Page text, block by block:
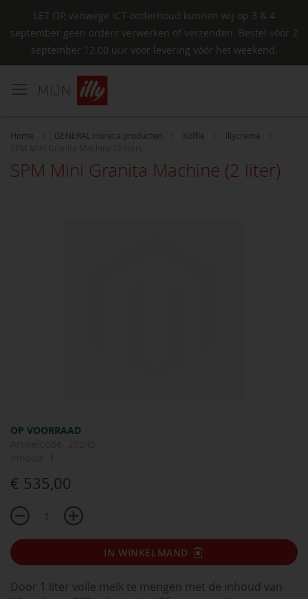
LET OP, vanwege ICT-onderhoud kunnen wij op 3 & 4
september geen orders verwerken of verzenden. Bestel vóór 2
september 12.00 uur voor levering vóór het weekend.
Home GENERAL Horeca producten Koffie
illycrema
SPM Mini Granita Machine (2 liter)
OP VOORRAAD
€ 535,00
IN WINKELMAND
Door 1 liter volle melk te mengen met de inhoud van
Ga
van
afbeeldingen-
gallerij